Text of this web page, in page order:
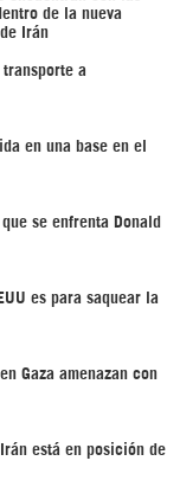
de la nueva
Irán
transporte a
en una base en el
se enfrenta Donald
es para saquear la
Gaza amenazan con
está en posición de